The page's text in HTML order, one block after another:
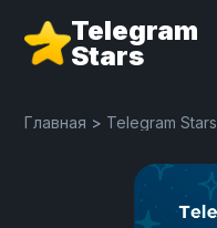
Telegram
Stars
Главная > Telegram Stars